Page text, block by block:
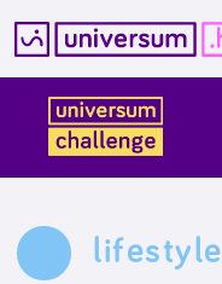
tartalomba
lifestyle